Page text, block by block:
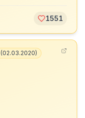
1551
(02.03.2020)